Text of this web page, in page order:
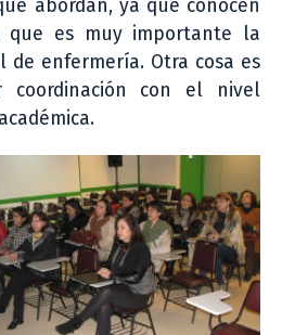
abordan, ya que conocen
que es muy importante la
de enfermería. Otra cosa es
coordinación con el nivel